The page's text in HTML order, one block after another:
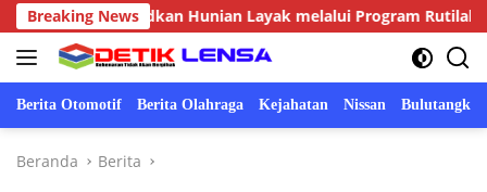
Langsung
ke
konten
Breaking News
Wujudkan Hunian Layak melalui Program Rutilahu
Berita Otomotif Berita Olahraga Kejahatan Nissan Bulutangkis
Beranda Berita